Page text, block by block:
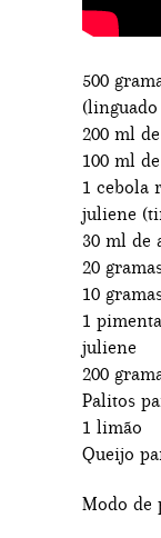
500
200 ml
100 ml
1 cebola
juliene
30 ml de
20
10
1
juliene
200
Palitos
1 limão
Queijo
Modo de